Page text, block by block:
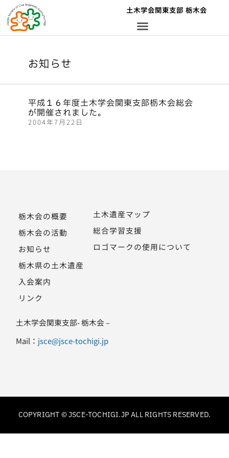
土木学会関東支部 栃木会
お知らせ
平成１６年度土木学会関東支部栃木会総会
が開催されました。
2004年7月22日
土木学会関東支部- 栃木会 –
Mail： jsce@jsce-tochigi.jp
栃木会の概要
栃木会の活動
お知らせ
栃木県の土木遺産
入会案内
リンク
土木遺産マップ
総合学習支援
ロゴマークの使用について
COPYRIGHT © JSCE-TOCHIGI.JP ALL RIGHTS RESERVED.